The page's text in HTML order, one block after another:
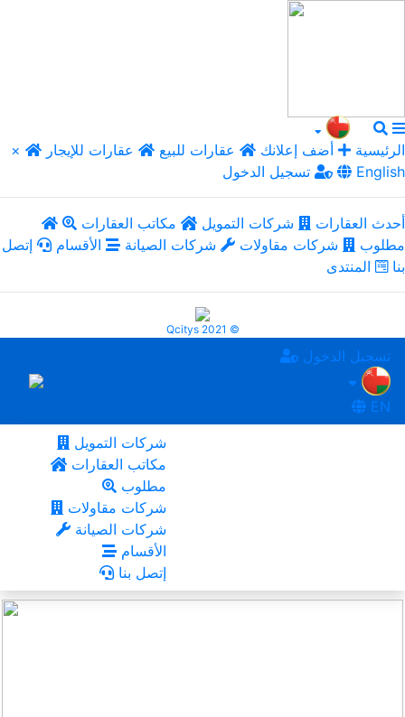
× الرئيسية أضف إعلانك عقارات للبيع
عقارات للإيجار
تسجيل الدخول
English
أحدث العقارات شركات التمويل
مكاتب العقارات
مطلوب
شركات مقاولات شركات الصيانة الأقسام
إتصل
بنا
المنتدى
Qcitys 2021 ©
تسجيل الدخول
EN
شركات التمويل
مكاتب العقارات
مطلوب
شركات مقاولات
شركات الصيانة
الأقسام
إتصل بنا